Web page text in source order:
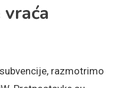
razmotrimo